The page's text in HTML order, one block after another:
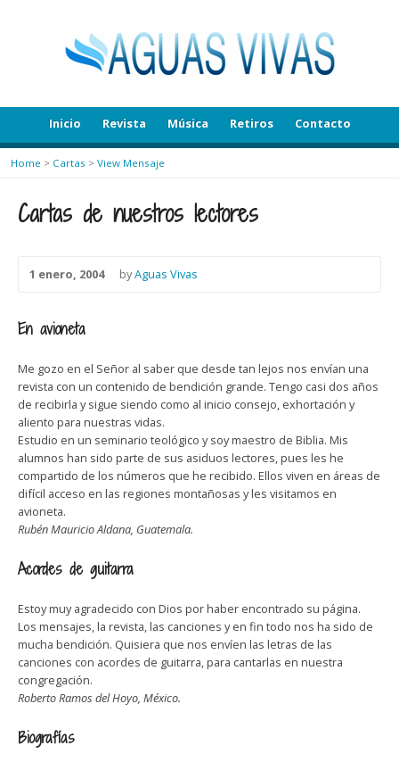
Inicio Revista Música Retiros Contacto
Home > Cartas > View Mensaje
Cartas de nuestros lectores
1 enero, 2004 byAguas Vivas
En avioneta
Me gozo en el Señor al saber que desde tan lejos nos envían una
revista con un contenido de bendición grande. Tengo casi dos años
de recibirla y sigue siendo como al inicio consejo, exhortación y
aliento para nuestras vidas.
Estudio en un seminario teológico y soy maestro de Biblia. Mis
alumnos han sido parte de sus asiduos lectores, pues les he
compartido de los números que he recibido. Ellos viven en áreas de
difícil acceso en las regiones montañosas y les visitamos en
avioneta.
Rubén Mauricio Aldana, Guatemala.
Acordes de guitarra
Estoy muy agradecido con Dios por haber encontrado su página.
Los mensajes, la revista, las canciones y en fin todo nos ha sido de
mucha bendición. Quisiera que nos envíen las letras de las
canciones con acordes de guitarra, para cantarlas en nuestra
congregación.
Roberto Ramos del Hoyo, México.
Biografías